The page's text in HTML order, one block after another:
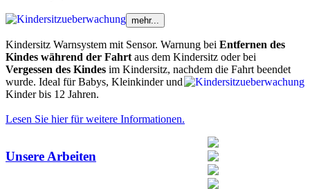
mehr...
Kindersitz Warnsystem mit Sensor. Warnung bei Entfernen des
Kindes während der Fahrt aus dem Kindersitz oder bei
Vergessen des Kindes im Kindersitz, nachdem die Fahrt beendet
wurde. Ideal für Babys, Kleinkinder und
Kinder bis 12 Jahren.
Lesen Sie hier für weitere Informationen.
Unsere Arbeiten